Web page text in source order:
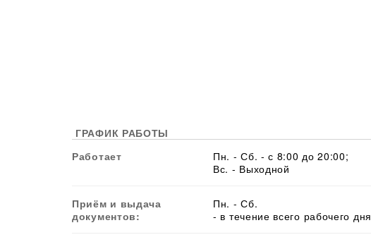
ГРАФИК РАБОТЫ
Работает
Пн. - Сб. - с 8:00 до 20:00;
Вс. - Выходной
Приём и выдача
документов:
Пн. - Сб.
- в течение всего рабочего дня